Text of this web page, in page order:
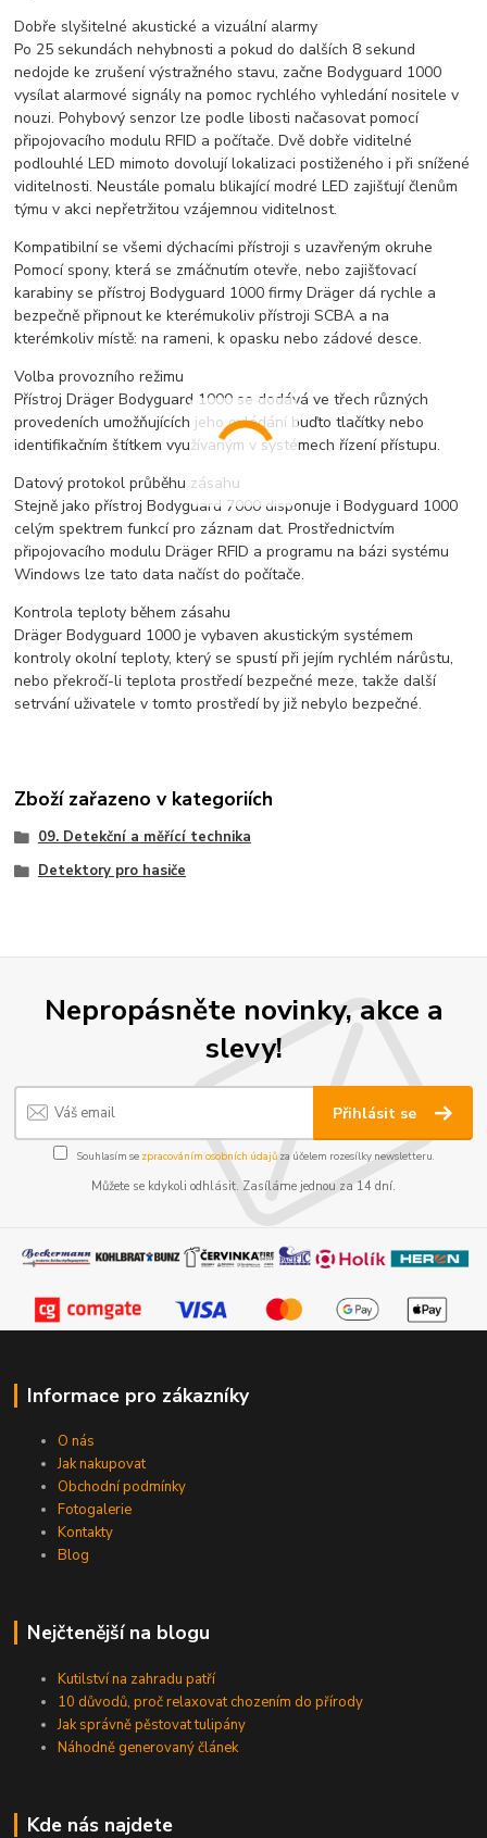
Dobře slyšitelné akustické a vizuální alarmy
Po 25 sekundách nehybnosti a pokud do dalších 8 sekund
nedojde ke zrušení výstražného stavu, začne Bodyguard 1000
vysílat alarmové signály na pomoc rychlého vyhledání nositele v
nouzi. Pohybový senzor lze podle libosti načasovat pomocí
připojovacího modulu RFID a počítače. Dvě dobře viditelné
podlouhlé LED mimoto dovolují lokalizaci postiženého i při snížené
viditelnosti. Neustále pomalu blikající modré LED zajišťují členům
týmu v akci nepřetržitou vzájemnou viditelnost.
Kompatibilní se všemi dýchacími přístroji s uzavřeným okruhe
Pomocí spony, která se zmáčnutím otevře, nebo zajišťovací
karabiny se přístroj Bodyguard 1000 firmy Dräger dá rychle a
bezpečně připnout ke kterémukoliv přístroji SCBA a na
kterémkoliv místě: na rameni, k opasku nebo zádové desce.
Volba provozního režimu
Přístroj Dräger Bodyguard 1000 se dodává ve třech různých
provedeních umožňujících jeho ovládání buďto tlačítky nebo
identifikačním štítkem využívaným v systémech řízení přístupu.
Datový protokol průběhu zásahu
Stejně jako přístroj Bodyguard 7000 disponuje i Bodyguard 1000
celým spektrem funkcí pro záznam dat. Prostřednictvím
připojovacího modulu Dräger RFID a programu na bázi systému
Windows lze tato data načíst do počítače.
Kontrola teploty během zásahu
Dräger Bodyguard 1000 je vybaven akustickým systémem
kontroly okolní teploty, který se spustí při jejím rychlém nárůstu,
nebo překročí-li teplota prostředí bezpečné meze, takže další
setrvání uživatele v tomto prostředí by již nebylo bezpečné.
Zboží zařazeno v kategoriích
09. Detekční a měřící technika
Detektory pro hasiče
Nepropásněte novinky, akce a
slevy!
Přihlásit se
Souhlasím se zpracováním osobních údajůza účelem rozesílky newsletteru.
Můžete se kdykoli odhlásit. Zasíláme jednou za 14 dní.
Informace pro zákazníky
O nás
Jak nakupovat
Obchodní podmínky
Fotogalerie
Kontakty
Blog
Nejčtenější na blogu
Kutilství na zahradu patří
10 důvodů, proč relaxovat chozením do přírody
Jak správně pěstovat tulipány
Náhodně generovaný článek
Kde nás najdete